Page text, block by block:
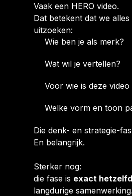
Vaak een HERO video.
Dat betekent dat we
uitzoeken:
Wie ben je als merk?
Wat wil je vertellen?
Voor wie is deze video
Welke vorm en toon
Die denk- en strategie-
En belangrijk.
Sterker nog:
die fase is exact
langdurige samenwerking.